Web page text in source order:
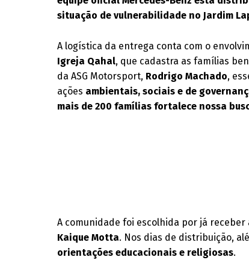
situação de vulnerabilidade no Jardim
A logística da entrega conta com o
Igreja Qahal, que cadastra as famílias
da ASG Motorsport, Rodrigo Machado,
ações ambientais, sociais e de
mais de 200 famílias fortalece nossa
A comunidade foi escolhida por já
Kaique Motta. Nos dias de distribuição,
orientações educacionais e religiosas.